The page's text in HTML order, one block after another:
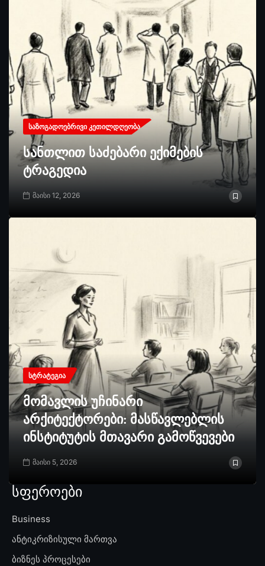
ᲡᲐᲖᲝᲒᲐᲓᲝᲔᲑᲠᲘᲕᲘ ᲙᲔᲗᲘᲚᲓᲦᲔᲝᲑᲐ
სანთლით საძებარი ექიმების
ტრაგედია
მაისი 12, 2026
ᲡᲢᲠᲐᲢᲔᲒᲘᲐ
მომავლის უჩინარი
არქიტექტორები: მასწავლებლის
ინსტიტუტის მთავარი გამოწვევები
მაისი 5, 2026
სფეროები
Business
ანტიკრიზისული მართვა
ბიზნეს პროცესები